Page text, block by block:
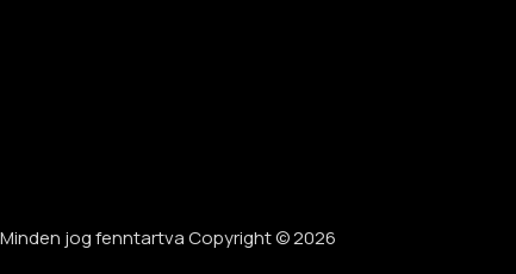
Minden jog fenntartva Copyright © 2026